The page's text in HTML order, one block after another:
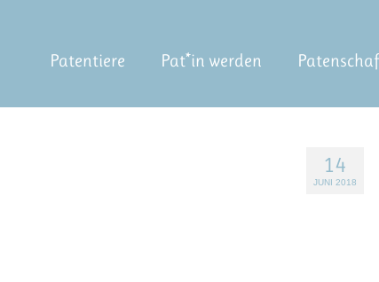
Patentiere Pat*in werden
14
JUNI 2018